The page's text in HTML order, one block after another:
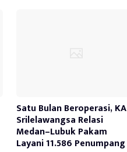
Satu Bulan Beroperasi, KA
Srilelawangsa Relasi
Medan–Lubuk Pakam
Layani 11.586 Penumpang